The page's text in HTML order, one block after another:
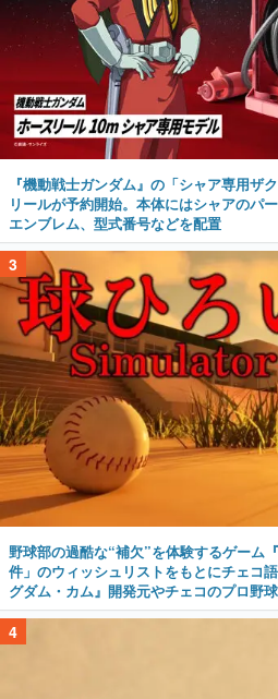
『機動戦士ガンダム』の「シャア専用
リールが予約開始。本体にはシャアのパ
エンブレム、型式番号などを配置
3
野球部の過酷な“補欠”を体験するゲーム
件」のウィッシュリストをもとにチェコ
グダム・カム』開発元やチェコのプロ野
4